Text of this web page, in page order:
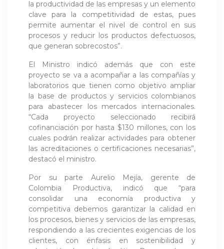
la productividad de las empresas y un elemento
clave para la competitividad de estas, pues
permite aumentar el nivel de control en sus
procesos y reducir los productos defectuosos,
que generan sobrecostos”.
El Ministro indicó además que con este
proyecto se va a acompañar a las compañías y
laboratorios que tienen como objetivo ampliar
la base de productos y servicios colombianos
para abastecer los mercados internacionales.
“Cada proyecto seleccionado recibirá
cofinanciación por hasta $130 millones, con los
cuales podrán realizar actividades para obtener
las acreditaciones o certificaciones necesarias”,
destacó el ministro.
Por su parte Aurelio Mejía, gerente de
Colombia Productiva, indicó que “para
consolidar una economía productiva y
competitiva debemos garantizar la calidad en
los procesos, bienes y servicios de las empresas,
respondiendo a las crecientes exigencias de los
clientes, con énfasis en sostenibilidad y